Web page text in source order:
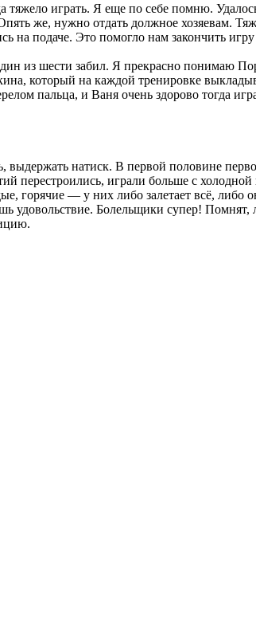
тяжело играть. Я еще по себе помню.
же, нужно отдать должное хозяевам.
на подаче. Это помогло нам закончить игру
из шести забил. Я прекрасно понимаю
который на каждой тренировке
пальца, и Ваня очень здорово тогда
выдержать натиск. В первой половине
играли больше с холодной
горячие — у них либо залетает всё,
удовольствие. Болельщики супер!